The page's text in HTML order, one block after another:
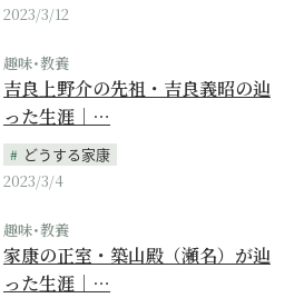
2023/3/12
趣味･教養
吉良上野介の先祖・吉良義昭の辿
った生涯｜…
どうする家康
2023/3/4
趣味･教養
家康の正室・築山殿（瀬名）が辿
った生涯｜…